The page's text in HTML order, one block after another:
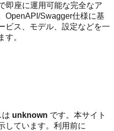
即座に運用可能な完全なア
OpenAPI/Swagger仕様に基
ビス、モデル、設定などを一
す。
は unknown です。本サイト
しています。利用前に